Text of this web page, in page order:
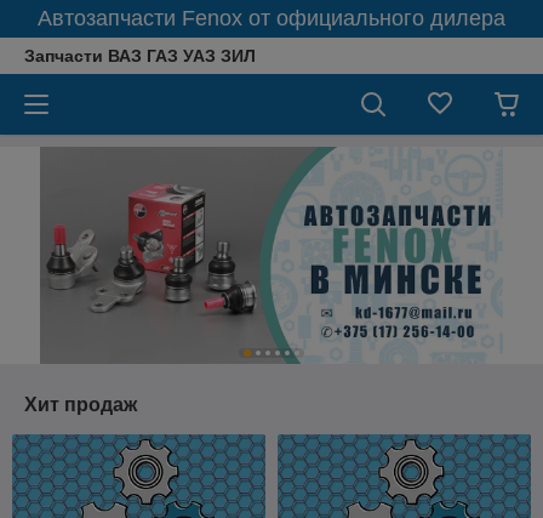
Автозапчасти Fenox от официального дилера
Запчасти ВАЗ ГАЗ УАЗ ЗИЛ
Хит продаж